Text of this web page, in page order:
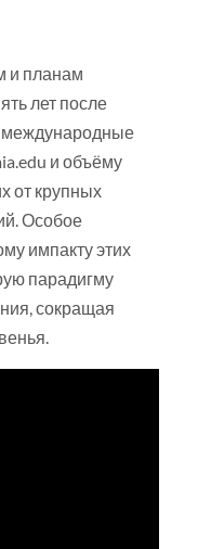
и планам
лет после
международные
и объёму
от крупных
Особое
импакту этих
парадигму
сокращая